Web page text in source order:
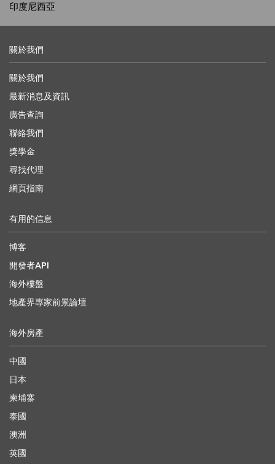
印度尼西亞
關於我們
關於我們
最新消息及資訊
廣告查詢
聯絡我們
獎學金
尋找代理
網頁指南
有用的信息
博客
開發者API
海外樓盤
地產界專家前景論壇
海外房產
中國
日本
柬埔寨
泰國
澳洲
英國